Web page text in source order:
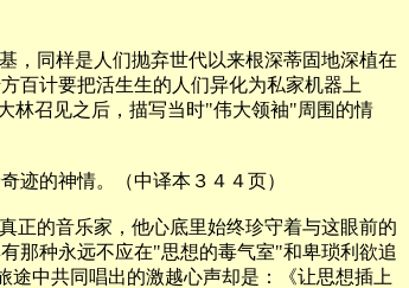
同样是人们抛弃世代以来根深蒂固地深植在
百计要把活生生的人们异化为私家机器上
林召见之后，描写当时"伟大领袖"周围的情
的神情。（中译本３４４页）
的音乐家，他心底里始终珍守着与这眼前的
那种永远不应在"思想的毒气室"和卑琐利欲追
中共同唱出的激越心声却是：《让思想插上